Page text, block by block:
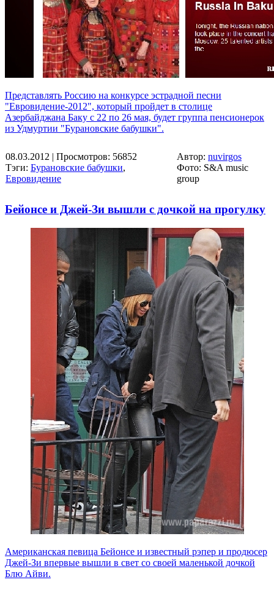
Представлять Россию на конкурсе эстрадной песни
"Евровидение-2012", который пройдет в столице
Азербайджана Баку с 22 по 26 мая, будет группа пенсионерок
из Удмуртии "Бурановские бабушки".
08.03.2012 | Просмотров: 56852
Тэги: Бурановские бабушки,
Евровидение
Автор: nuvirgos
Фото: S&A music
group
Бейонсе и Джей-Зи вышли с дочкой на прогулку
Американская певица Бейонсе и известный рэпер и продюсер
Джей-Зи впервые вышли в свет со своей маленькой дочкой
Блю Айви.